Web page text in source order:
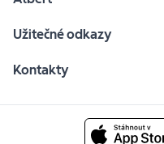
Užitečné odkazy
Kontakty